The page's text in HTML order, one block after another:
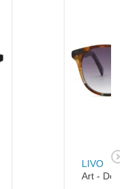
LIVO
Art -